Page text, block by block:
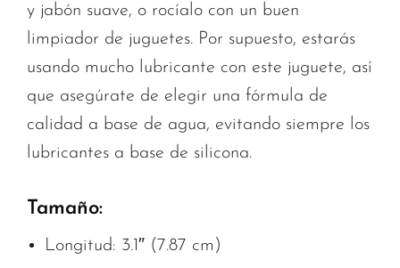
y jabón suave, o rocíalo con un buen
limpiador de juguetes. Por supuesto, estarás
usando mucho lubricante con este juguete, así
que asegúrate de elegir una fórmula de
calidad a base de agua, evitando siempre los
lubricantes a base de silicona.
Tamaño:
Longitud: 3.1″ (7.87 cm)